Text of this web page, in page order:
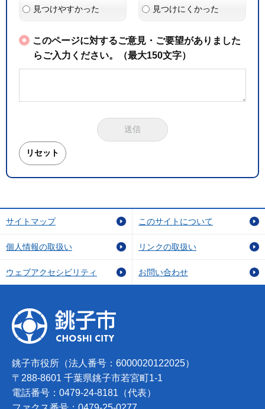
見つけやすかった 見つけにくかった
このページに対するご意見・ご要望がありました
らご入力ください。（最大150文字）
サイトマップ このサイトについて
個人情報の取扱い リンクの取扱い
ウェブアクセシビリティ お問い合わせ
銚子市役所（法人番号：6000020122025）
〒288-8601 千葉県銚子市若宮町1-1
電話番号：0479-24-8181（代表）